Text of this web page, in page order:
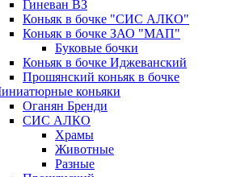
Гиневан ВЗ
Коньяк в бочке "СИС АЛКО"
Коньяк в бочке ЗАО "МАП"
Буковые бочки
Коньяк в бочке Иджеванский
Прошянский коньяк в бочке
коньяки
Оганян Бренди
СИС АЛКО
Храмы
Животные
Разные